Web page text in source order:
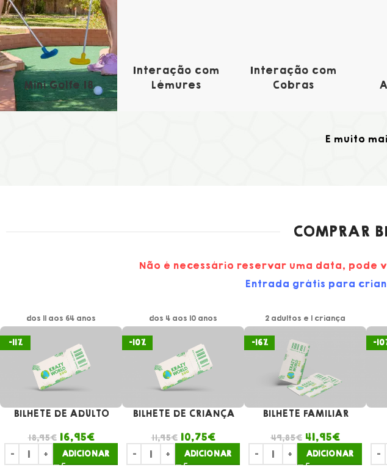
Mini Golfe 18
Interação com
Lémures
Interação com
Cobras
E muito
COMPRAR
Não é necessário reservar uma data, pode
Entrada grátis para
dos 11 aos 64 anos dos 4 aos 10 anos 2 adultos e 1 criança
-11%
BILHETE DE ADULTO
18,95€ 16,95€
ADICIONAR
-10%
BILHETE DE CRIANÇA
11,95€ 10,75€
ADICIONAR
-16%
BILHETE FAMILIAR
49,85€ 41,95€
ADICIONAR
-